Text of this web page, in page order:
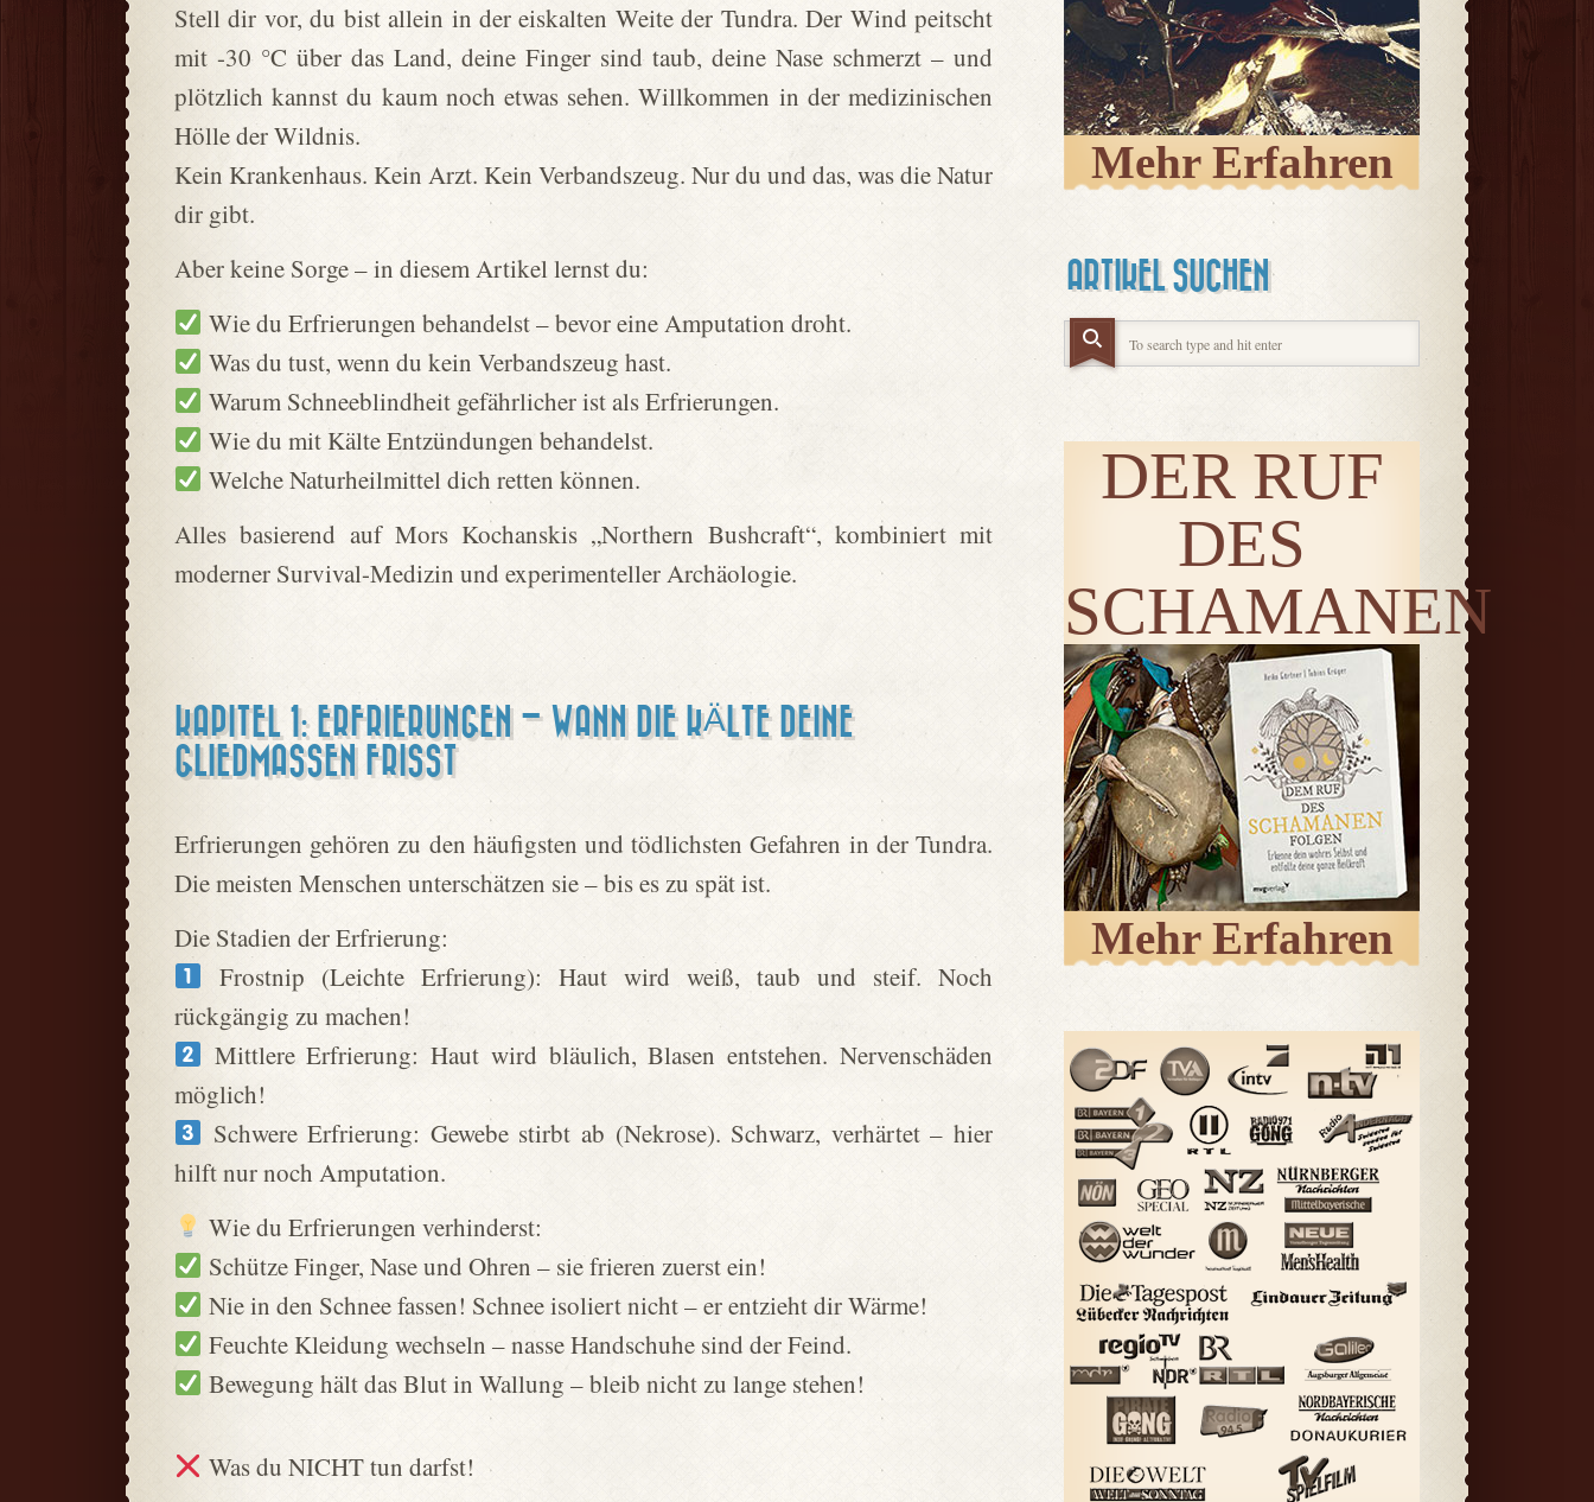
Stell dir vor, du bist allein in der eiskalten Weite der Tundra. Der Wind peitscht
mit -30 °C über das Land, deine Finger sind taub, deine Nase schmerzt – und
plötzlich kannst du kaum noch etwas sehen. Willkommen in der medizinischen
Hölle der Wildnis.
Kein Krankenhaus. Kein Arzt. Kein Verbandszeug. Nur du und das, was die Natur
dir gibt.
Aber keine Sorge – in diesem Artikel lernst du:
Wie du Erfrierungen behandelst – bevor eine Amputation droht.
Was du tust, wenn du kein Verbandszeug hast.
Warum Schneeblindheit gefährlicher ist als Erfrierungen.
Wie du mit Kälte Entzündungen behandelst.
Welche Naturheilmittel dich retten können.
Alles basierend auf Mors Kochanskis „Northern Bushcraft“, kombiniert mit
moderner Survival-Medizin und experimenteller Archäologie.
KAPITEL 1: ERFRIERUNGEN – WANN DIE KÄLTE DEINE
GLIEDMASSEN FRISST
Erfrierungen gehören zu den häufigsten und tödlichsten Gefahren in der Tundra.
Die meisten Menschen unterschätzen sie – bis es zu spät ist.
Die Stadien der Erfrierung:
Frostnip (Leichte Erfrierung): Haut wird weiß, taub und steif. Noch
rückgängig zu machen!
Mittlere Erfrierung: Haut wird bläulich, Blasen entstehen. Nervenschäden
möglich!
Schwere Erfrierung: Gewebe stirbt ab (Nekrose). Schwarz, verhärtet – hier
hilft nur noch Amputation.
Wie du Erfrierungen verhinderst:
Schütze Finger, Nase und Ohren – sie frieren zuerst ein!
Nie in den Schnee fassen! Schnee isoliert nicht – er entzieht dir Wärme!
Feuchte Kleidung wechseln – nasse Handschuhe sind der Feind.
Bewegung hält das Blut in Wallung – bleib nicht zu lange stehen!
Was du NICHT tun darfst!
Mehr Erfahren
ARTIKEL SUCHEN
DER RUF
DES
SCHAMANEN
Mehr Erfahren